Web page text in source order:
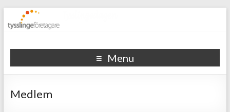
Tysslinge företagare
Menu
Medlem